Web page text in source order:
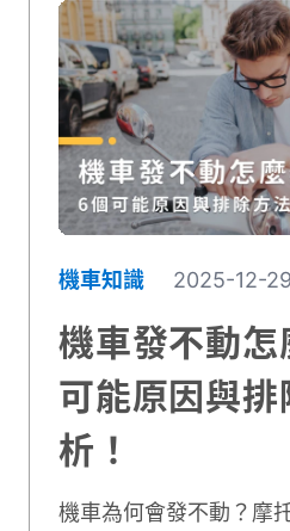
機車知識 2025-12-29
機車發不動怎
可能原因與
析！
機車為何會發不動？摩